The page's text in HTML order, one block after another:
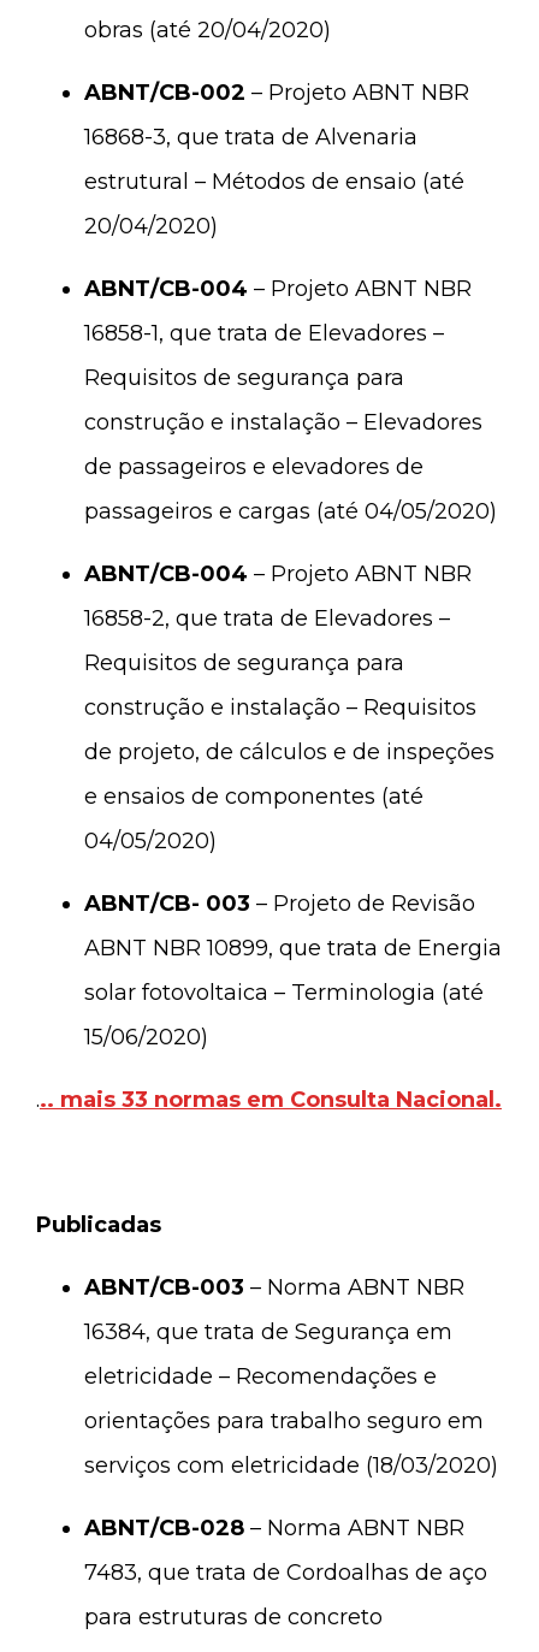
obras (até 20/04/2020)
ABNT/CB-002 – Projeto ABNT NBR
16868-3, que trata de Alvenaria
estrutural – Métodos de ensaio (até
20/04/2020)
ABNT/CB-004 – Projeto ABNT NBR
16858-1, que trata de Elevadores –
Requisitos de segurança para
construção e instalação – Elevadores
de passageiros e elevadores de
passageiros e cargas (até 04/05/2020)
ABNT/CB-004 – Projeto ABNT NBR
16858-2, que trata de Elevadores –
Requisitos de segurança para
construção e instalação – Requisitos
de projeto, de cálculos e de inspeções
e ensaios de componentes (até
04/05/2020)
ABNT/CB- 003 – Projeto de Revisão
ABNT NBR 10899, que trata de Energia
solar fotovoltaica – Terminologia (até
15/06/2020)
... mais 33 normas em Consulta Nacional.
Publicadas
ABNT/CB-003 – Norma ABNT NBR
16384, que trata de Segurança em
eletricidade – Recomendações e
orientações para trabalho seguro em
serviços com eletricidade (18/03/2020)
ABNT/CB-028 – Norma ABNT NBR
7483, que trata de Cordoalhas de aço
para estruturas de concreto